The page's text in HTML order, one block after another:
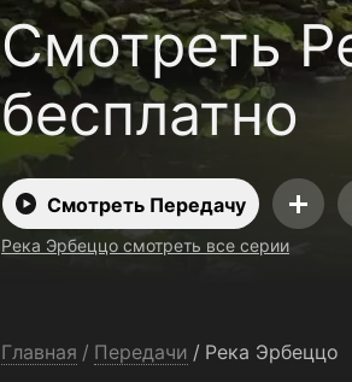
Смотреть
бесплатно
Смотреть Передачу
Река Эрбеццо смотреть все серии
Главная / Передачи / Река Эрбеццо